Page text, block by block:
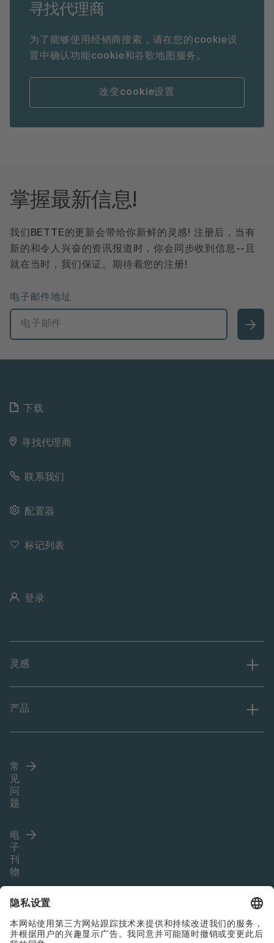
寻找代理商
为了能够使用经销商搜索，请在您的cookie设
置中确认功能cookie和谷歌地图服务。
改变cookie设置
掌握最新信息!
我们BETTE的更新会带给你新鲜的灵感! 注册后，当有
新的和令人兴奋的资讯报道时，你会同步收到信息--且
就在当时，我们保证。期待着您的注册!
电子邮件地址
下载
寻找代理商
联系我们
配置器
标记列表
登录
灵感
产品
常
见
问
题
电
子
刊
物
Language (ZH)